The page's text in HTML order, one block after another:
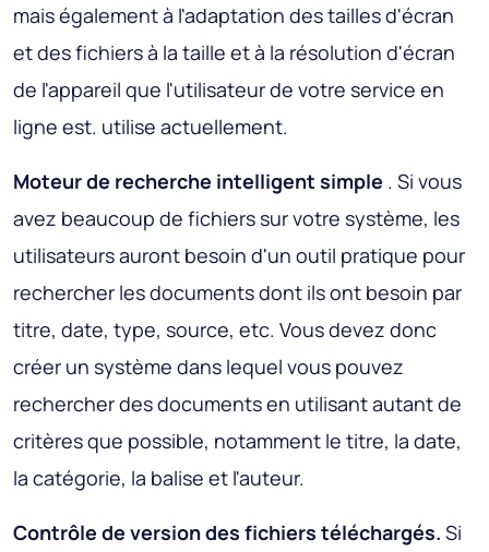
mais également à l'adaptation des tailles d'écran
et des fichiers à la taille et à la résolution d'écran
de l'appareil que l'utilisateur de votre service en
ligne est. utilise actuellement.
Moteur de recherche intelligent simple . Si vous
avez beaucoup de fichiers sur votre système, les
utilisateurs auront besoin d'un outil pratique pour
rechercher les documents dont ils ont besoin par
titre, date, type, source, etc. Vous devez donc
créer un système dans lequel vous pouvez
rechercher des documents en utilisant autant de
critères que possible, notamment le titre, la date,
la catégorie, la balise et l'auteur.
Contrôle de version des fichiers téléchargés. Si